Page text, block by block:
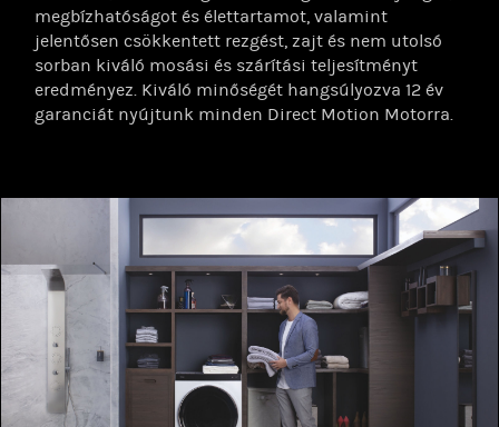
megbízhatóságot és élettartamot, valamint
jelentősen csökkentett rezgést, zajt és nem utolsó
sorban kiváló mosási és szárítási teljesítményt
eredményez. Kiváló minőségét hangsúlyozva 12 év
garanciát nyújtunk minden Direct Motion Motorra.